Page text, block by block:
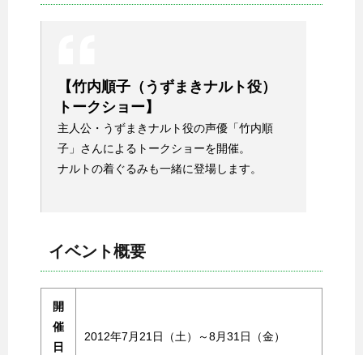
【竹内順子（うずまきナルト役）
トークショー】
主人公・うずまきナルト役の声優「竹内順
子」さんによるトークショーを開催。
ナルトの着ぐるみも一緒に登場します。
イベント概要
開
催
日
2012年7月21日（土）～8月31日（金）